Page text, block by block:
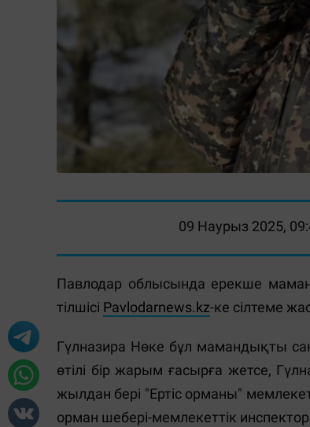
09 Наурыз 2025,
Павлодар облысында ерекше
тілшісі Pavlodarnews.kz-ке сілтеме
Гүлназира Нөке бұл мамандықты
өтілі бір жарым ғасырға жетсе,
жылдан бері "Ертіс орманы"
орман шебері-мемлекеттік